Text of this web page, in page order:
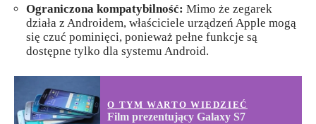
Ograniczona kompatybilność: Mimo że zegarek
działa z Androidem, właściciele urządzeń Apple mogą
się czuć pominięci, ponieważ pełne funkcje są
dostępne tylko dla systemu Android.
O TYM WARTO WIEDZIEĆ
Film prezentujący Galaxy S7